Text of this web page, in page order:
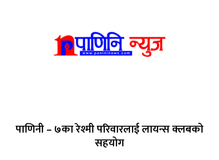
पाणिनी – ७का रेश्मी परिवारलाई लायन्स क्लबको
सहयोग